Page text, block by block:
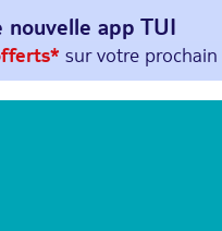
nouvelle app TUI
sur votre prochain